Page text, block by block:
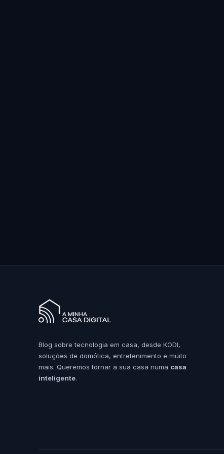
Blog sobre tecnologia em casa, desde KODI,
soluções de domótica, entretenimento e muito
mais. Queremos tornar a sua casa numa casa
inteligente.